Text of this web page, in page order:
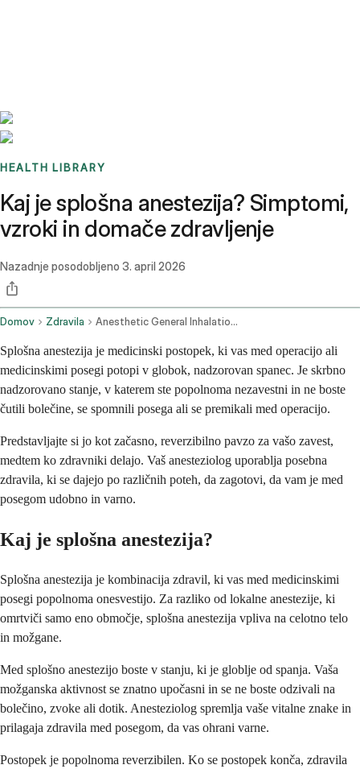
HEALTH LIBRARY
Kaj je splošna anestezija? Simptomi,
vzroki in domače zdravljenje
Nazadnje posodobljeno 3. april 2026
Domov Zdravila Anesthetic General Inhalation Route Parenteral Route Rectal Route
Splošna anestezija je medicinski postopek, ki vas med operacijo ali
medicinskimi posegi potopi v globok, nadzorovan spanec. Je skrbno
nadzorovano stanje, v katerem ste popolnoma nezavestni in ne boste
čutili bolečine, se spomnili posega ali se premikali med operacijo.
Predstavljajte si jo kot začasno, reverzibilno pavzo za vašo zavest,
medtem ko zdravniki delajo. Vaš anesteziolog uporablja posebna
zdravila, ki se dajejo po različnih poteh, da zagotovi, da vam je med
posegom udobno in varno.
Kaj je splošna anestezija?
Splošna anestezija je kombinacija zdravil, ki vas med medicinskimi
posegi popolnoma onesvestijo. Za razliko od lokalne anestezije, ki
omrtviči samo eno območje, splošna anestezija vpliva na celotno telo
in možgane.
Med splošno anestezijo boste v stanju, ki je globlje od spanja. Vaša
možganska aktivnost se znatno upočasni in se ne boste odzivali na
bolečino, zvoke ali dotik. Anesteziolog spremlja vaše vitalne znake in
prilagaja zdravila med posegom, da vas ohrani varne.
Postopek je popolnoma reverzibilen. Ko se postopek konča, zdravila